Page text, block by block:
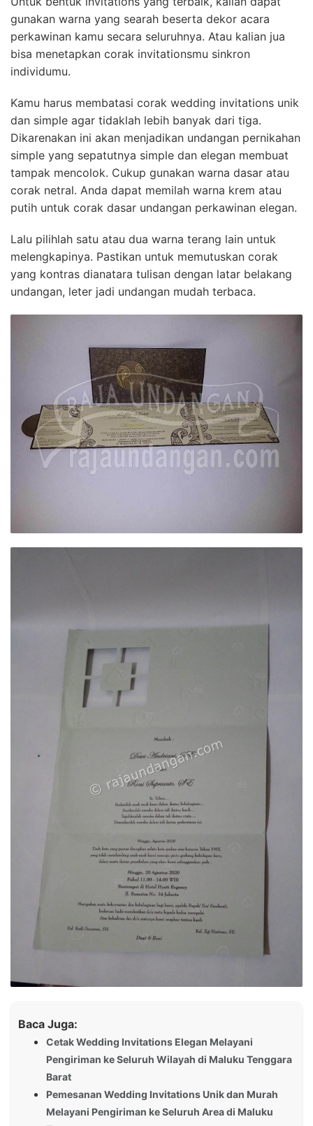
gunakan warna yang searah beserta dekor acara
perkawinan kamu secara seluruhnya. Atau kalian jua
bisa menetapkan corak invitationsmu sinkron
individumu.
Kamu harus membatasi corak wedding invitations unik
dan simple agar tidaklah lebih banyak dari tiga.
Dikarenakan ini akan menjadikan undangan pernikahan
simple yang sepatutnya simple dan elegan membuat
tampak mencolok. Cukup gunakan warna dasar atau
corak netral. Anda dapat memilah warna krem atau
putih untuk corak dasar undangan perkawinan elegan.
Lalu pilihlah satu atau dua warna terang lain untuk
melengkapinya. Pastikan untuk memutuskan corak
yang kontras dianatara tulisan dengan latar belakang
undangan, leter jadi undangan mudah terbaca.
Baca Juga:
Cetak Wedding Invitations Elegan Melayani
Pengiriman ke Seluruh Wilayah di Maluku Tenggara
Barat
Pemesanan Wedding Invitations Unik dan Murah
Melayani Pengiriman ke Seluruh Area di Maluku